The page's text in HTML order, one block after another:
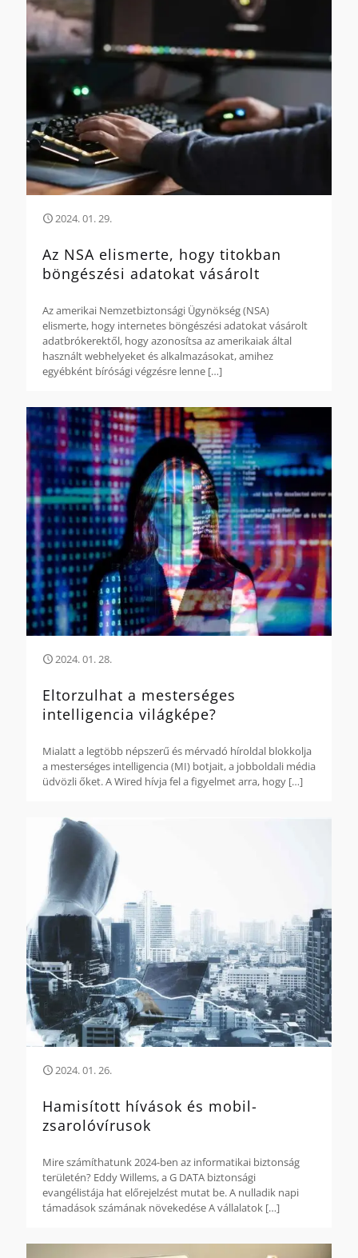
2024. 01. 29.
Az NSA elismerte, hogy titokban
böngészési adatokat vásárolt
Az amerikai Nemzetbiztonsági Ügynökség (NSA)
elismerte, hogy internetes böngészési adatokat vásárolt
adatbrókerektől, hogy azonosítsa az amerikaiak által
használt webhelyeket és alkalmazásokat, amihez
egyébként bírósági végzésre lenne […]
2024. 01. 28.
Eltorzulhat a mesterséges
intelligencia világképe?
Mialatt a legtöbb népszerű és mérvadó híroldal blokkolja
a mesterséges intelligencia (MI) botjait, a jobboldali média
üdvözli őket. A Wired hívja fel a figyelmet arra, hogy […]
2024. 01. 26.
Hamisított hívások és mobil-
zsarolóvírusok
Mire számíthatunk 2024-ben az informatikai biztonság
területén? Eddy Willems, a G DATA biztonsági
evangélistája hat előrejelzést mutat be. A nulladik napi
támadások számának növekedése A vállalatok […]